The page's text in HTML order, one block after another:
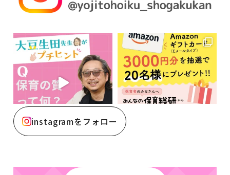
instagramをフォロー